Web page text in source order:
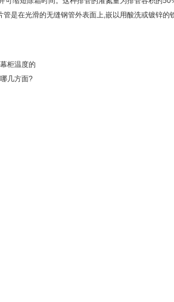
是在光滑的无缝钢管外表面上,嵌以用酸洗或镀锌
柜温度的
几方面?